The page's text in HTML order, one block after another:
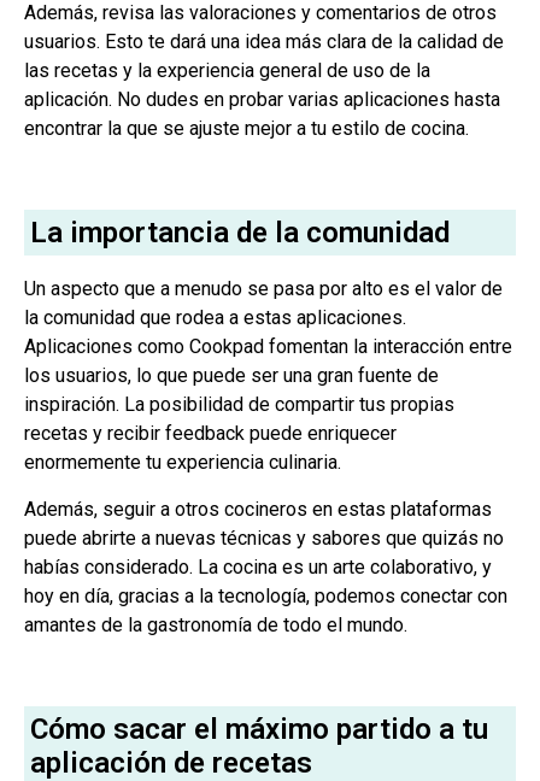
Además, revisa las valoraciones y comentarios de otros
usuarios. Esto te dará una idea más clara de la calidad de
las recetas y la experiencia general de uso de la
aplicación. No dudes en probar varias aplicaciones hasta
encontrar la que se ajuste mejor a tu estilo de cocina.
La importancia de la comunidad
Un aspecto que a menudo se pasa por alto es el valor de
la comunidad que rodea a estas aplicaciones.
Aplicaciones como Cookpad fomentan la interacción entre
los usuarios, lo que puede ser una gran fuente de
inspiración. La posibilidad de compartir tus propias
recetas y recibir feedback puede enriquecer
enormemente tu experiencia culinaria.
Además, seguir a otros cocineros en estas plataformas
puede abrirte a nuevas técnicas y sabores que quizás no
habías considerado. La cocina es un arte colaborativo, y
hoy en día, gracias a la tecnología, podemos conectar con
amantes de la gastronomía de todo el mundo.
Cómo sacar el máximo partido a tu
aplicación de recetas